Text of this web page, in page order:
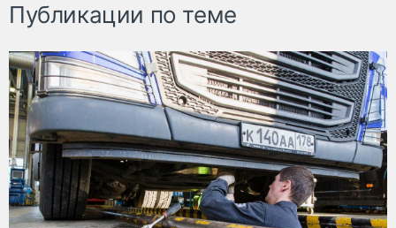
Публикации по теме